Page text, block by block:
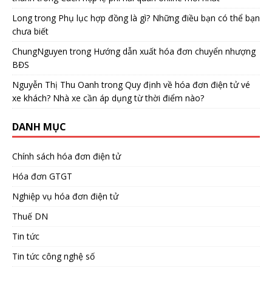
Longtrong Phụ lục hợp đồng là gì? Những điều bạn có thể bạn
chưa biết
ChungNguyen trong Hướng dẫn xuất hóa đơn chuyển nhượng
BĐS
Nguyễn Thị Thu Oanh trongQuy định về hóa đơn điện tử vé
xe khách? Nhà xe cần áp dụng từ thời điểm nào?
DANH MỤC
Chính sách hóa đơn điện tử
Hóa đơn GTGT
Nghiệp vụ hóa đơn điện tử
Thuế DN
Tin tức
Tin tức công nghệ số